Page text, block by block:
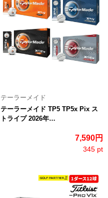
テーラーメイド
テーラーメイド TP5 TP5x Pix ス
トライプ 2026年…
7,590円
345 pt